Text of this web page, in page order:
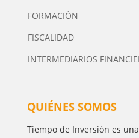
FORMACIÓN
FISCALIDAD
INTERMEDIARIOS
QUIÉNES SOMOS
Tiempo de Inversión es